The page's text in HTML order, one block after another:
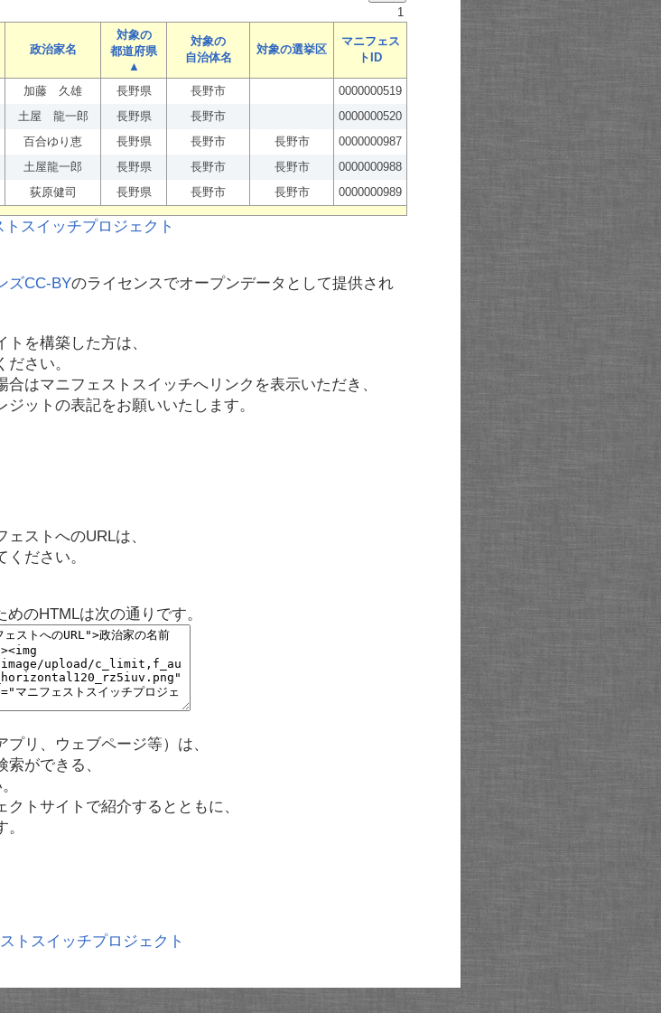
1
政治家名
対象の
都道府県
▲
対象の
自治体名
対象の選挙区
マニフェス
トID
加藤 久雄 長野県 長野市
0000000519
土屋 龍一郎 長野県 長野市
0000000520
百合ゆり恵 長野県 長野市 長野市
0000000987
土屋龍一郎 長野県 長野市 長野市
0000000988
荻原健司 長野県 長野市 長野市 0000000989
ズCC-BYのライセンスでオープンデータとして提供され
を構築した方は、
さい。
はマニフェストスイッチへリンクを表示いただき、
ットの表記をお願いいたします。
ストへのURLは、
ださい。
のHTMLは次の通りです。
リ、ウェブページ等）は、
ができる、
トサイトで紹介するとともに、